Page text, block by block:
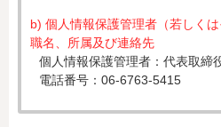
b) 個人情報保護管理者（若しく
職名、所属及び連絡先
個人情報保護管理者：代表取締
電話番号：06-6763-5415
c) 個人情報の利用目的